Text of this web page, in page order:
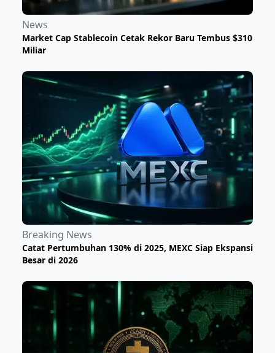
News
Market Cap Stablecoin Cetak Rekor Baru Tembus $310
Miliar
Breaking News
Catat Pertumbuhan 130% di 2025, MEXC Siap Ekspansi
Besar di 2026